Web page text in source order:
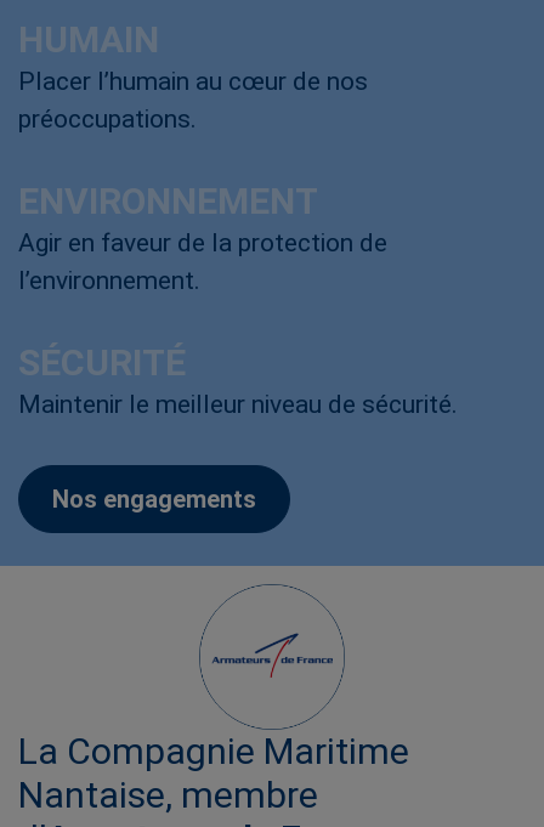
HUMAIN
Placer l’humain au cœur de nos
préoccupations.
ENVIRONNEMENT
Agir en faveur de la protection de
l’environnement.
SÉCURITÉ
Maintenir le meilleur niveau de sécurité.
Nos engagements
La Compagnie Maritime
Nantaise, membre